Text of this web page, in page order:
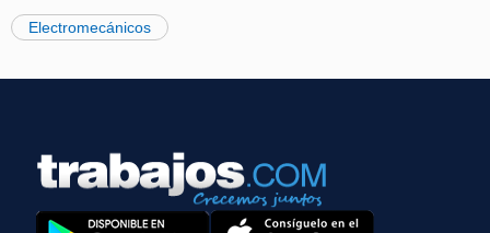
Electromecánicos